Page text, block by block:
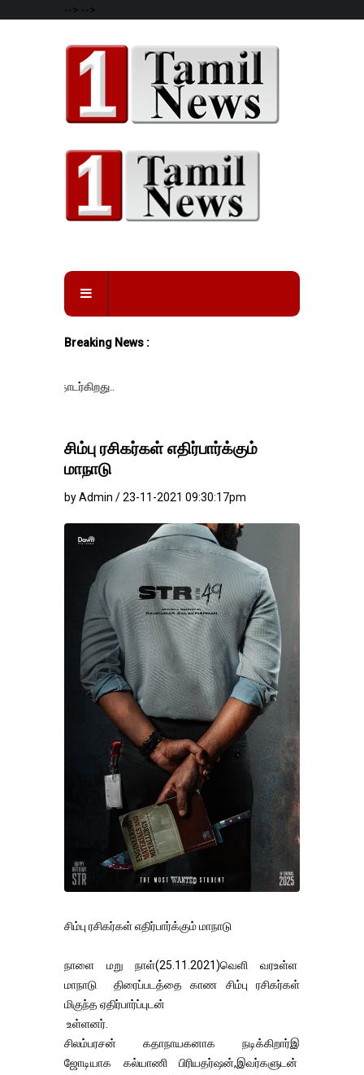
--> -->
Breaking News :
சிம்பு ரசிகர்கள் எதிர்பார்க்கும்
மாநாடு
by Admin / 23-11-2021 09:30:17pm
சிம்பு ரசிகர்கள் எதிர்பார்க்கும் மாநாடு
நாளை மறு நாள்(25.11.2021)வெளி வரஉள்ள
மாநாடு திரைப்படத்தை காண சிம்பு ரசிகர்கள்
மிகுந்த ஏதிர்பார்ப்புடன்
உள்ளனர்.
சிலம்பரசன் கதாநாயகனாக நடிக்கிறார்இ
ஜோடியாக கல்யாணி பிரியதர்ஷன்,இவர்களுடன்